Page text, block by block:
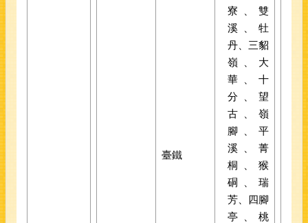
臺鐵
寮、雙
溪、牡
丹、三貂
嶺、大
華、十
分、望
古、嶺
腳、平
溪、菁
桐、猴
硐、瑞
芳、四腳
亭、桃